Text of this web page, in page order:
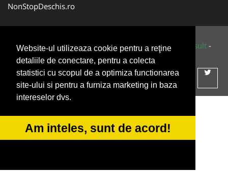
Website-ul utilizeaza cookie pentru a reţine
detaliile de conectare, pentru a colecta
statistici cu scopul de a optimiza functionarea
site-ului si pentru a furniza marketing in baza
intereselor dvs.
Am inteles, sunt de acord!
NonStopDeschis.ro
© 2014-2026 Powered byVilonMedia& Tokaido Consult -
ANPC SOL